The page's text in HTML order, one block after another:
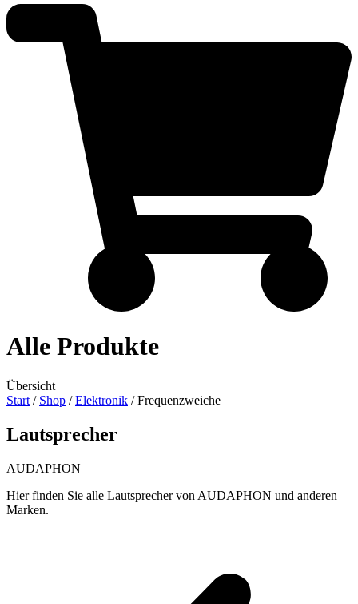
Alle Produkte
Übersicht
Start / Shop /Elektronik / Frequenzweiche
Lautsprecher
AUDAPHON
Hier finden Sie alle Lautsprecher von AUDAPHON und anderen
Marken.